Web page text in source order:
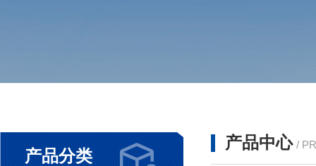
产品分类
产品中心 /